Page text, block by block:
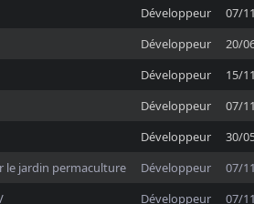
Développeur
07/
Développeur
20/
Développeur
15/
Développeur
07/
Développeur
30/
le jardin permaculture
Développeur
07/
Développeur 07/